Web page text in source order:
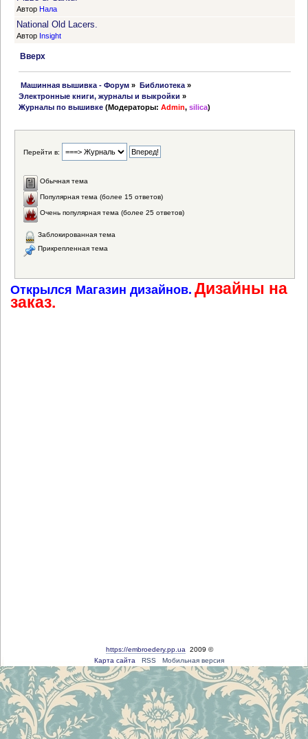
Автор Нала
National Old Lacers.
Автор Insight
Вверх
Машинная вышивка - Форум » Библиотека»
Электронные книги, журналы и выкройки »
Журналы по вышивке (Модераторы:Admin,silica)
Перейти в:
Обычная тема
Популярная тема (более 15 ответов)
Очень популярная тема (более 25 ответов)
Заблокированная тема
Прикрепленная тема
Открылся Магазин дизайнов. Дизайны на
заказ.
https://embroedery.pp.ua 2009 ©
Карта сайта
RSS Мобильная версия